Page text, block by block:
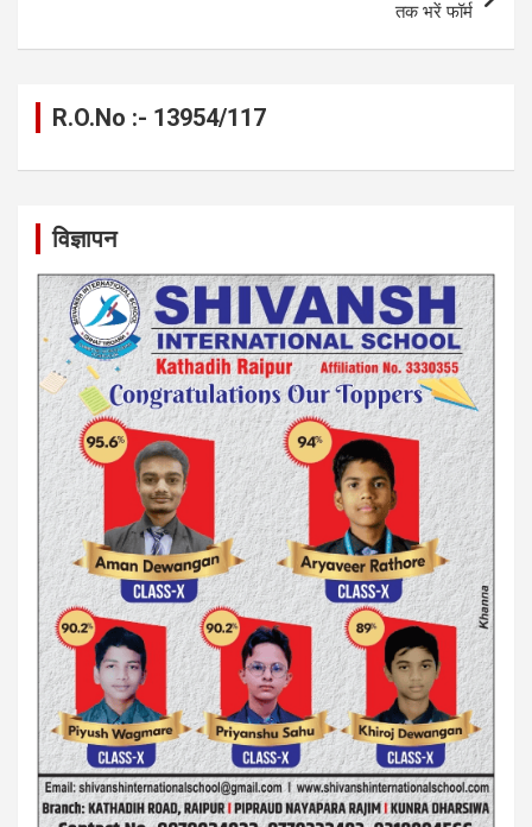
तक भरें फॉर्म
R.O.No :- 13954/117
विज्ञापन